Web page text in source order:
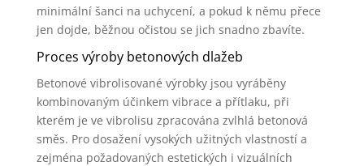
minimální šanci na uchycení, a pokud k němu přece
jen dojde, běžnou očistou se jich snadno zbavíte.
Proces výroby betonových dlažeb
Betonové vibrolisované výrobky jsou vyráběny
kombinovaným účinkem vibrace a přítlaku, při
kterém je ve vibrolisu zpracována zvlhlá betonová
směs. Pro dosažení vysokých užitných vlastností a
zejména požadovaných estetických i vizuálních